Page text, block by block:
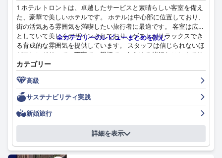
1 ホテル トロントは、卓越したサービスと素晴らしい客室を備え
た、豪華で美しいホテルです。 ホテルは中心部に位置しており、
街の活気ある雰囲気を満喫したい旅行者に最適です。 客室は広々
としていて美しくデザインされており、ゲストがリラックスでき
る育成的な雰囲気を提供しています。 スタッフは信じられないほ
どフレンドリーで、丁寧で、親切で、あらゆる些細なことまでサ
ポートしてくれます。 ホテル全体の清潔さへのこだわりは格別
で、非の打ちどころのない滞在を保証します。 屋上プールは、下
の賑やかな街からのクールな逃避場所を提供しますが、座席数が
限られており、他の建物の居住者と共有しています。 ホテルは
隅々から豪華さが漂っており、ゲストは素晴らしい装飾と申し分
のないサービスに畏敬の念を抱きます。 一部のゲストは、価格が
しれませんが、ほとんどのゲストは滞在中に受けた5つ星の体験
について絶賛しています。 全体として、1 ホテル トロントは、ユ
ニークで思い出に残る旅行体験を求める人に最適な選択肢です。
全カテゴリーのレビューまとめを読む
カテゴリー
高級
サステナビリティ実践
新婚旅行
詳細を表示